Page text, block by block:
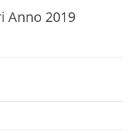
Anno 2019